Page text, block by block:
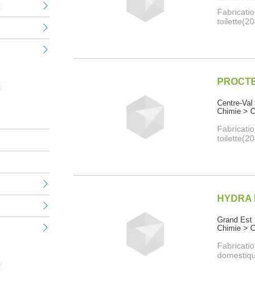
Centre-
Chimie >
HYDRA
Grand Est
Chimie >